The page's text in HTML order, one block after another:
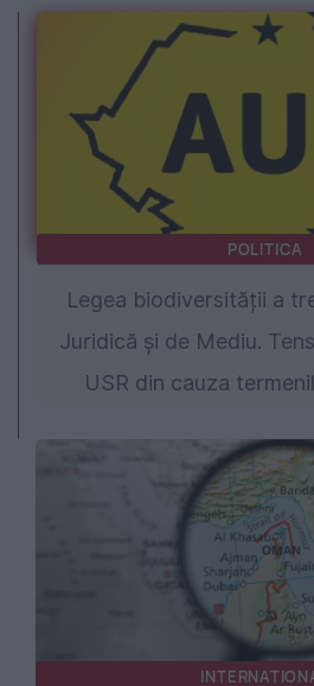
POLITICA
Legea biodiversității a
Juridică și de Mediu.
USR din cauza